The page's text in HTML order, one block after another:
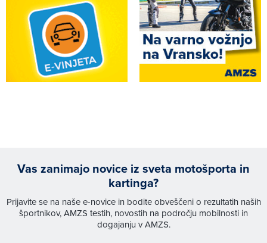
Vas zanimajo novice iz sveta motošporta in
kartinga?
Prijavite se na naše e-novice in bodite obveščeni o rezultatih naših
športnikov, AMZS testih, novostih na področju mobilnosti in
dogajanju v AMZS.